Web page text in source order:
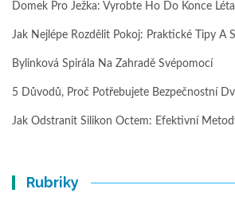
Domek Pro Ježka: Vyrobte Ho Do Konce Léta
Jak Nejlépe Rozdělit Pokoj: Praktické Tipy A
Bylinková Spirála Na Zahradě Svépomocí
5 Důvodů, Proč Potřebujete Bezpečnostní
Jak Odstranit Silikon Octem: Efektivní
Rubriky